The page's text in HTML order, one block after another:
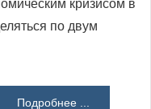
кризисом в
по двум
Подробнее ...